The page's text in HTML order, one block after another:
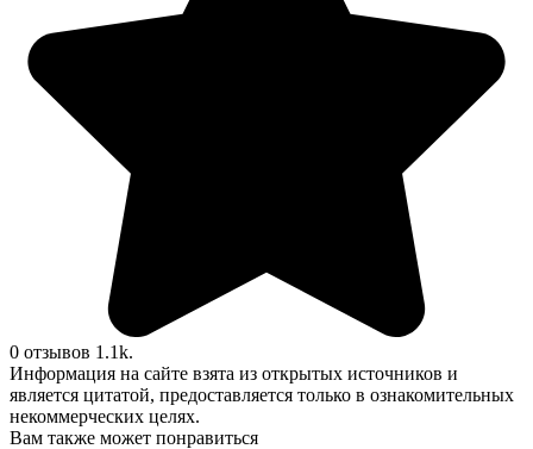
0 отзывов 1.1k.
Информация на сайте взята из открытых источников и
является цитатой, предоставляется только в ознакомительных
некоммерческих целях.
Вам также может понравиться